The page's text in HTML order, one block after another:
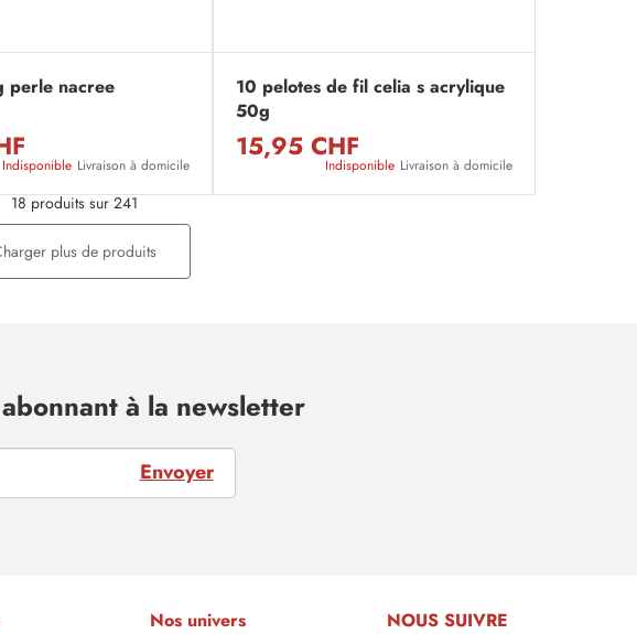
perle nacree
Indisponible Livraison à domicile
10 pelotes de fil celia s acrylique
50g
15,95 CHF
Indisponible Livraison à domicile
18 produits sur 241
plus de produits
à la newsletter
Envoyer
Nos univers NOUS SUIVRE